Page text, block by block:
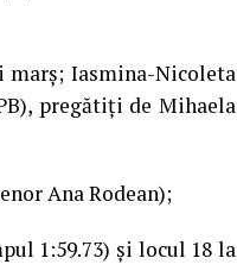
marș; Iasmina-Nicoleta
pregătiți de Mihaela
Ana Rodean);
1:59.73) și locul 18 la